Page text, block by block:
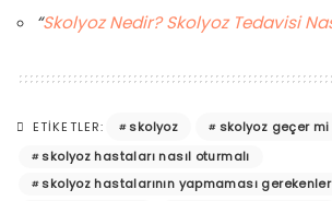
“Skolyoz Nedir? Skolyoz Tedavisi
ETIKETLER: skolyoz
skolyoz geçer mi
skolyoz hastaları nasıl oturmalı
skolyoz hastalarının yapmaması gerekenler